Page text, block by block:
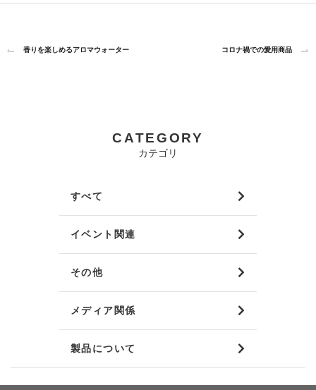
香りを楽しめるアロマウォーター コロナ禍での愛用商品
CATEGORY
カテゴリ
すべて
イベント関連
その他
メディア関係
製品について